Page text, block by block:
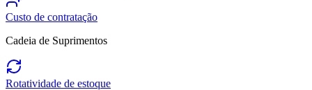
Custo de contratação
Cadeia de Suprimentos
Rotatividade de estoque